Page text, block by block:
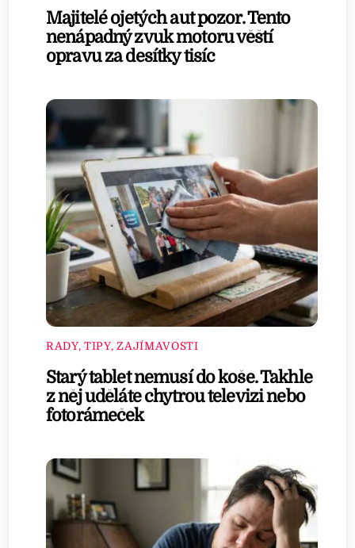
Majitelé ojetých aut pozor. Tento
nenápadný zvuk motoru věští
opravu za desítky tisíc
RADY, TIPY, ZAJÍMAVOSTI
Starý tablet nemusí do koše. Takhle
z něj uděláte chytrou televizi nebo
fotorámeček